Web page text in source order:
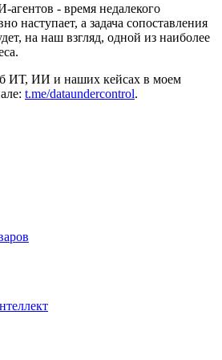
- время недалекого
наступает, а задача сопоставления
на наш взгляд, одной из наиболее
ИТ, ИИ и наших кейсах в моем
t.me/dataundercontrol.